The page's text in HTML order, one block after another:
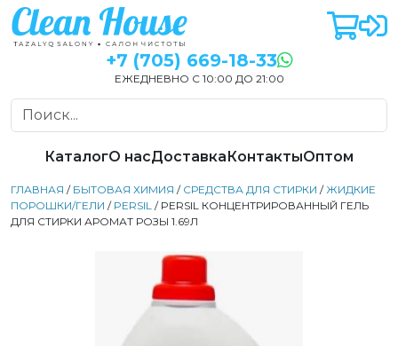
+7 (705) 669-18-33
ЕЖЕДНЕВНО С 10:00 ДО 21:00
КаталогО насДоставкаКонтактыОптом
ГЛАВНАЯ / БЫТОВАЯ ХИМИЯ / СРЕДСТВА ДЛЯ СТИРКИ / ЖИДКИЕ
ПОРОШКИ/ГЕЛИ / PERSIL / PERSIL КОНЦЕНТРИРОВАННЫЙ ГЕЛЬ
ДЛЯ СТИРКИ АРОМАТ РОЗЫ 1.69Л